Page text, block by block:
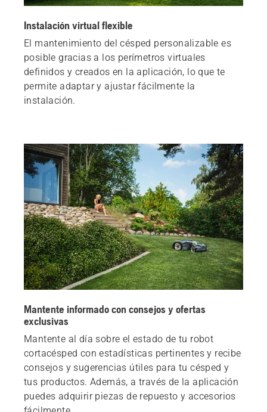
Instalación virtual flexible
El mantenimiento del césped personalizable es
posible gracias a los perímetros virtuales
definidos y creados en la aplicación, lo que te
permite adaptar y ajustar fácilmente la
instalación.
Mantente informado con consejos y ofertas
exclusivas
Mantente al día sobre el estado de tu robot
cortacésped con estadísticas pertinentes y recibe
consejos y sugerencias útiles para tu césped y
tus productos. Además, a través de la aplicación
puedes adquirir piezas de repuesto y accesorios